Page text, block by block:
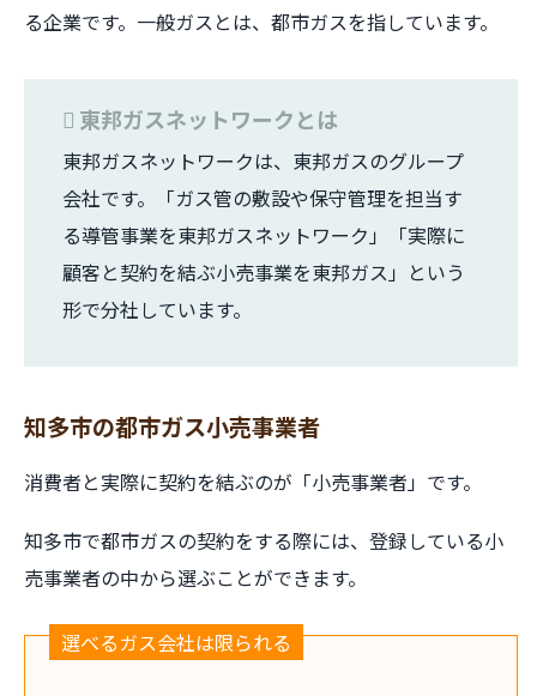
る企業です。一般ガスとは、都市ガスを指しています。
東邦ガスネットワークとは
東邦ガスネットワークは、東邦ガスのグループ
会社です。「ガス管の敷設や保守管理を担当す
る導管事業を東邦ガスネットワーク」「実際に
顧客と契約を結ぶ小売事業を東邦ガス」という
形で分社しています。
知多市の都市ガス小売事業者
消費者と実際に契約を結ぶのが「小売事業者」です。
知多市で都市ガスの契約をする際には、登録している小
売事業者の中から選ぶことができます。
選べるガス会社は限られる